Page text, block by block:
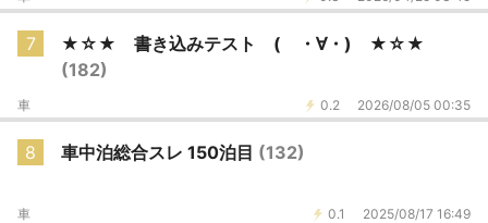
7
★☆★ 書き込みテスト ( ・∀・) ★☆★
(182)
0.2 2026/08/05 00:35
車
8 車中泊総合スレ 150泊目 (132)
0.1 2025/08/17 16:49
車